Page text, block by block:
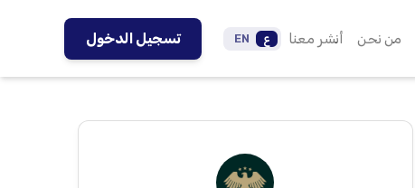
من نحن أنشر معنا ع EN تسجيل الدخول